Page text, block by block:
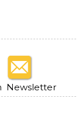
Newsletter